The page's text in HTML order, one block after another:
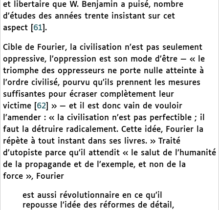
et libertaire que W. Benjamin a puisé, nombre
d’études des années trente insistant sur cet
aspect
61 .
Cible de Fourier, la civilisation n’est pas seulement
oppressive, l’oppression est son mode d’être — « le
triomphe des oppresseurs ne porte nulle atteinte à
l’ordre civilisé, pourvu qu’ils prennent les mesures
suffisantes pour écraser complètement leur
victime
62
» — et il est donc vain de vouloir
l’amender : « la civilisation n’est pas perfectible ; il
faut la détruire radicalement. Cette idée, Fourier la
répète à tout instant dans ses livres. » Traité
d’utopiste parce qu’il attendit « le salut de l’humanité
de la propagande et de l’exemple, et non de la
force », Fourier
est aussi révolutionnaire en ce qu’il
repousse l’idée des réformes de détail,